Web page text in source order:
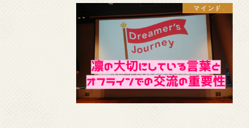
マインド